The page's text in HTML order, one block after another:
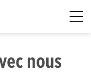
nous